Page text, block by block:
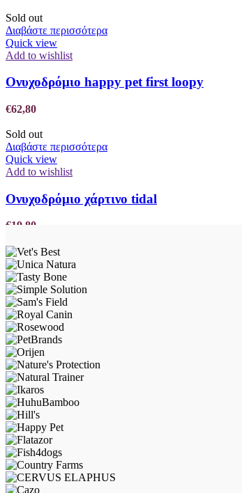
Sold out
Διαβάστε περισσότερα
Quick view
Add to wishlist
Ονυχοδρόμιο happy pet first loopy
€62,80
Sold out
Διαβάστε περισσότερα
Quick view
Add to wishlist
Ονυχοδρόμιο χάρτινο tidal
€19,80